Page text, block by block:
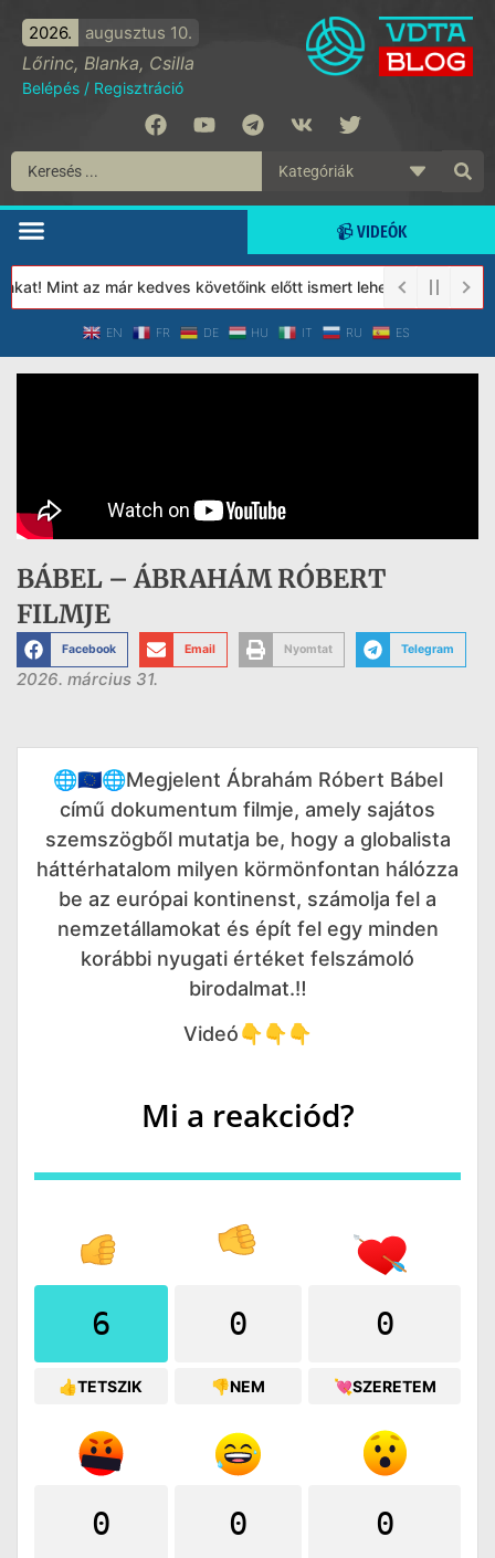
2026. augusztus 10.
Lőrinc, Blanka, Csilla
Belépés / Regisztráció
📹 VIDEÓK
Mint az már kedves követőink előtt ismert lehet, 2023-tól a
EN FR DE HU IT RU ES
BÁBEL – ÁBRAHÁM RÓBERT
FILMJE
Facebook Email Nyomtat Telegram
2026. március 31.
🌐🇪🇺🌐Megjelent Ábrahám Róbert Bábel
című dokumentum filmje, amely sajátos
szemszögből mutatja be, hogy a globalista
háttérhatalom milyen körmönfontan hálózza
be az európai kontinenst, számolja fel a
nemzetállamokat és épít fel egy minden
korábbi nyugati értéket felszámoló
birodalmat.‼️
Videó👇👇👇
Mi a reakciód?
6
👍TETSZIK
0
👎NEM
0
💘SZERETEM
0 0 0